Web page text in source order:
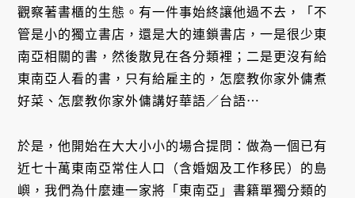
觀察著書櫃的生態。有一件事始終讓他過不去，「不
管是小的獨立書店，還是大的連鎖書店，一是很少東
南亞相關的書，然後散見在各分類裡；二是更沒有給
東南亞人看的書，只有給雇主的，怎麼教你家外傭煮
好菜、怎麼教你家外傭講好華語／台語⋯
於是，他開始在大大小小的場合提問：做為一個已有
近七十萬東南亞常住人口（含婚姻及工作移民）的島
嶼，我們為什麼連一家將「東南亞」書籍單獨分類的